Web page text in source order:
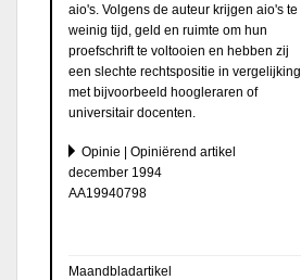
aio's. Volgens de auteur krijgen aio's te
weinig tijd, geld en ruimte om hun
proefschrift te voltooien en hebben zij
een slechte rechtspositie in vergelijking
met bijvoorbeeld hoogleraren of
universitair docenten.
Opinie | Opiniërend artikel
december 1994
AA19940798
Maandbladartikel